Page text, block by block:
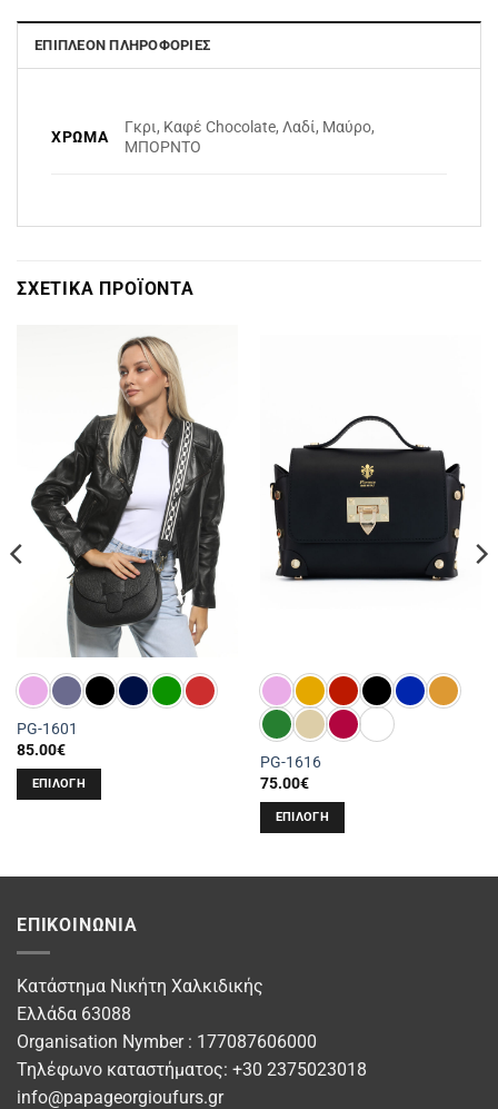
ΕΠΙΠΛΈΟΝ ΠΛΗΡΟΦΟΡΊΕΣ
ΧΡΏΜΑ
Γκρι, Καφέ Chocolate, Λαδί, Μαύρο,
ΜΠΟΡΝΤΟ
ΣΧΕΤΙΚΆ ΠΡΟΪΌΝΤΑ
PG-1601
85.00€
ΕΠΙΛΟΓΉ
έχει
παραλλαγές.
Οι
επιλογές
μπορούν
να
επιλεγούν
στη
σελίδα
PG-1616
75.00€
ΕΠΙΛΟΓΉ
Οι
μπορούν
να
επιλεγούν
ΕΠΙΚΟΙΝΩΝΊΑ
Κατάστημα Νικήτη Χαλκιδικής
Ελλάδα 63088
Organisation Nymber : 177087606000
Τηλέφωνο καταστήματος: +30 2375023018
info@papageorgioufurs.gr